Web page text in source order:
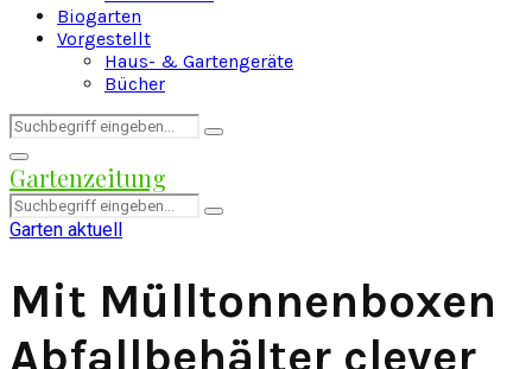
Biogarten
Vorgestellt
Haus- & Gartengeräte
Bücher
Search
for:
Search
Facebook
Twitter
Instagram
Pinterest
Youtube
Snapchat
Primary
Menu
Gartenzeitung
Search
for:
Search
Garten aktuell
Mit Mülltonnenboxen
Abfallbehälter clever